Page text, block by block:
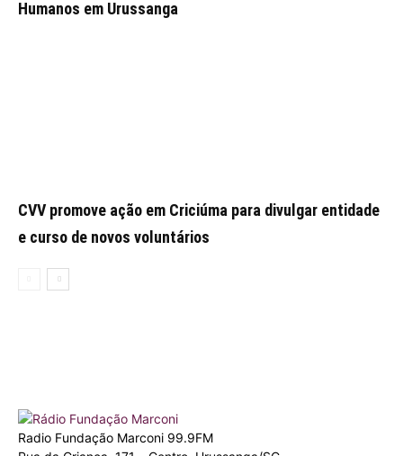
Humanos em Urussanga
CVV promove ação em Criciúma para divulgar entidade
e curso de novos voluntários
Radio Fundação Marconi 99.9FM